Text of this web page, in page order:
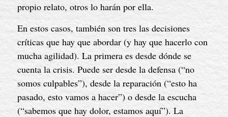
propio relato, otros lo harán por ella.
En estos casos, también son tres las decisiones
críticas que hay que abordar (y hay que hacerlo con
mucha agilidad). La primera es desde dónde se
cuenta la crisis. Puede ser desde la defensa (“no
somos culpables”), desde la reparación (“esto ha
pasado, esto vamos a hacer”) o desde la escucha
(“sabemos que hay dolor, estamos aquí”). La